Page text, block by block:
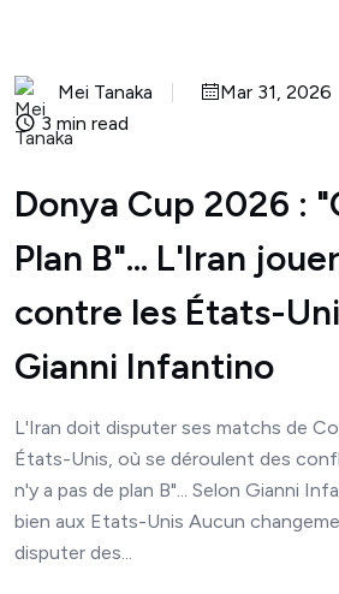
Mei Tanaka
Mar 31, 2026
3 min read
Donya Cup 2026 :
Plan B"... L'Iran
contre les États-
Gianni Infantino
L'Iran doit disputer ses matchs de
États-Unis, où se déroulent des
n'y a pas de plan B"... Selon Gianni
bien aux Etats-Unis Aucun
disputer des...